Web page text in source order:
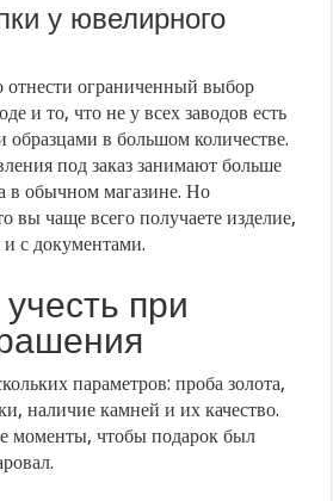
у ювелирного
ограниченный выбор
и то, что не у всех заводов есть
в большом количестве.
под заказ занимают больше
в обычном магазине. Но
вы чаще всего получаете изделие,
с документами.
при
параметров: проба золота,
наличие камней и их качество.
моменты, чтобы подарок был